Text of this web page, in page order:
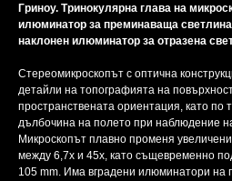
Гриноу. Тринокулярна глава на
илюминатор за преминаваща
наклонен илюминатор за отразена
Стереомикроскопът с оптична
детайли на топографията на
пространствената ориентация, като по
дълбочина на полето при наблюдение
Микроскопът плавно променя
между 6,7x и 45x, като същевременно
105 mm. Има вградени илюминатори на